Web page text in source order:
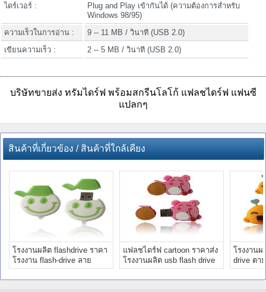
ไดร์เวอร์ :
Plug and Play เข้ากันได้ (ความต้องการสำหรับ
Windows 98/95)
ความเร็วในการอ่าน :
9 -- 11 MB / วินาที (USB 2.0)
เขียนความเร็ว :
2 -- 5 MB / วินาที (USB 2.0)
บริษัทขายส่ง ทรัมไดร์ฟ พร้อมสกรีนโลโก้ แฟลชไดร์ฟ แฟนซี
แปลกๆ
สินค้าที่เกี่ยวข้อง / สินค้าที่ใกล้เคียง
โรงงานผลิต flashdrive ราคา
โรงงาน flash-drive ลาย
การ์ตูน ราคาส่ง
แฟลชไดร์ฟ cartoon ราคาส่ง
โรงงานผลิต usb flash drive
สกรีนโลโก้
โรงงาน
drive ตา
cartoon